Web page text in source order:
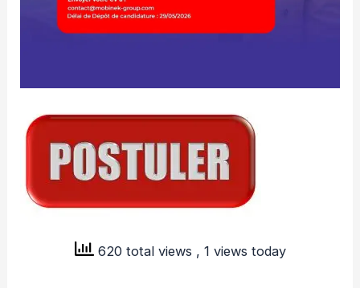
620 total views , 1 views today